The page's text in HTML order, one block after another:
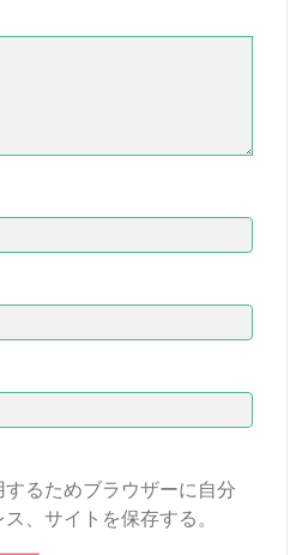
るためブラウザーに自分
、サイトを保存する。